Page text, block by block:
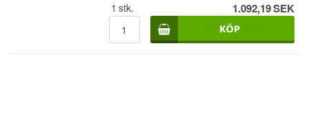
whiskydestilleri och Norges enda dedikerade
whiskydestilleri. Destilleriet grundades av Roar
Larsen och hans fru Trude Tokle, som 2014
seglade längs den norska kusten med sina fyra
1 stk. 1.092,19SEK